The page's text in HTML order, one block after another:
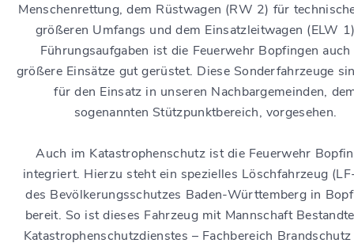
Menschenrettung, dem Rüstwagen (RW 2) für
größeren Umfangs und dem Einsatzleitwagen (ELW
Führungsaufgaben ist die Feuerwehr Bopfingen
größere Einsätze gut gerüstet. Diese Sonderfahrzeuge
für den Einsatz in unseren Nachbargemeinden,
sogenannten Stützpunktbereich, vorgesehen.
Auch im Katastrophenschutz ist die Feuerwehr
integriert. Hierzu steht ein spezielles Löschfahrzeug
des Bevölkerungsschutzes Baden-Württemberg in
bereit. So ist dieses Fahrzeug mit Mannschaft
Katastrophenschutzdienstes – Fachbereich